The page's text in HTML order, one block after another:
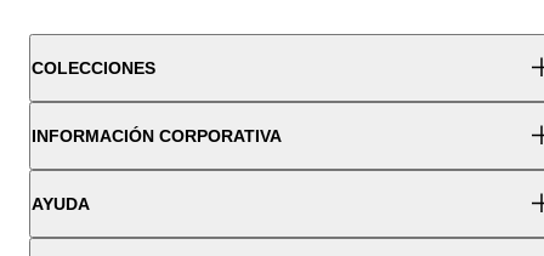
COLECCIONES
INFORMACIÓN CORPORATIVA
AYUDA